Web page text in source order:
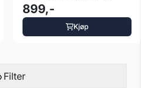
Dolphin grey
899,-
Kjøp
Filter